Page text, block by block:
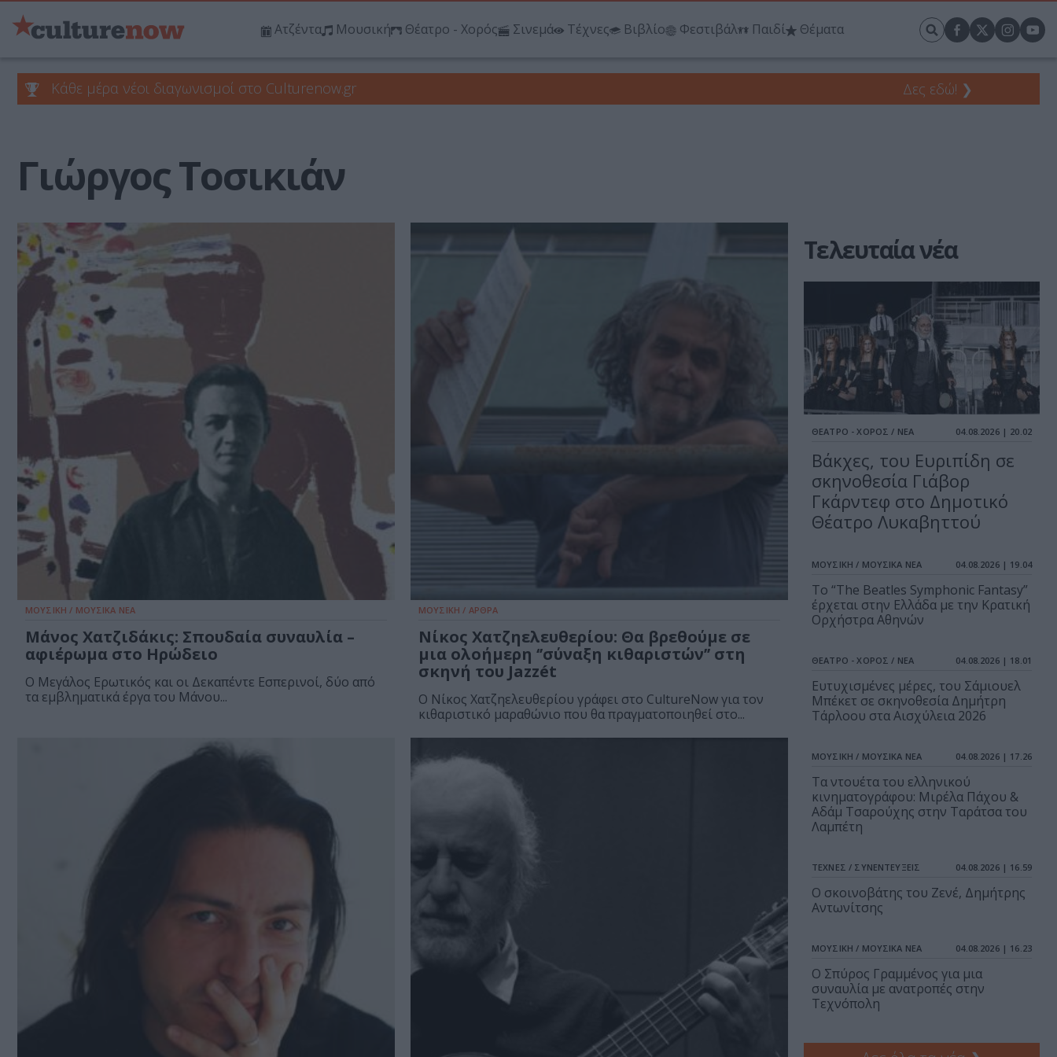
Ατζέντα Μουσική Θέατρο - Χορός Σινεμά Τέχνες Βιβλίο Φεστιβάλ Παιδί Θέματα
Κάθε μέρα νέοι διαγωνισμοί στο Culturenow.gr Δες εδώ! ❯
Γιώργος Τοσικιάν
ΜΟΥΣΙΚΗ / ΜΟΥΣΙΚΑ ΝΕΑ
Μάνος Χατζιδάκις: Σπουδαία συναυλία –
αφιέρωμα στο Ηρώδειο
Ο Μεγάλος Ερωτικός και οι Δεκαπέντε Εσπερινοί, δύο από
τα εμβληματικά έργα του Μάνου...
ΜΟΥΣΙΚΗ / ΑΡΘΡΑ
Νίκος Χατζηελευθερίου: Θα βρεθούμε σε
μια ολοήμερη ‘’σύναξη κιθαριστών’’ στη
σκηνή του Jazzét
Ο Νίκος Χατζηελευθερίου γράφει στο CultureNow για τον
κιθαριστικό μαραθώνιο που θα πραγματοποιηθεί στο...
Τελευταία νέα
ΘΕΑΤΡΟ - ΧΟΡΟΣ / ΝΕΑ 04.08.2026 | 20.02
Βάκχες, του Ευριπίδη σε
σκηνοθεσία Γιάβορ
Γκάρντεφ στο Δημοτικό
Θέατρο Λυκαβηττού
ΜΟΥΣΙΚΗ / ΜΟΥΣΙΚΑ ΝΕΑ 04.08.2026 | 19.04
Το “The Beatles Symphonic Fantasy”
έρχεται στην Ελλάδα με την Κρατική
Ορχήστρα Αθηνών
ΘΕΑΤΡΟ - ΧΟΡΟΣ / ΝΕΑ 04.08.2026 | 18.01
Ευτυχισμένες μέρες, του Σάμιουελ
Μπέκετ σε σκηνοθεσία Δημήτρη
Τάρλοου στα Αισχύλεια 2026
ΜΟΥΣΙΚΗ / ΜΟΥΣΙΚΑ ΝΕΑ 04.08.2026 | 17.26
Τα ντουέτα του ελληνικού
κινηματογράφου: Μιρέλα Πάχου &
Αδάμ Τσαρούχης στην Ταράτσα του
Λαμπέτη
ΤΕΧΝΕΣ / ΣΥΝΕΝΤΕΥΞΕΙΣ 04.08.2026 | 16.59
Ο σκοινοβάτης του Ζενέ, Δημήτρης
Αντωνίτσης
ΜΟΥΣΙΚΗ / ΜΟΥΣΙΚΑ ΝΕΑ 04.08.2026 | 16.23
Ο Σπύρος Γραμμένος για μια
συναυλία με ανατροπές στην
Τεχνόπολη